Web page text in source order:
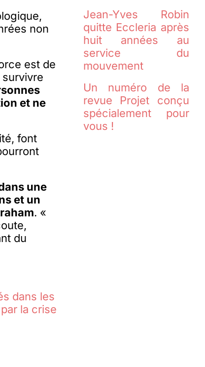
non
est de
survivre
et ne
font
une
et un
. «
du
dans les
la crise
Jean-Yves Robin
quitte Eccleria après
huit années au
service du
mouvement
Un numéro de la
revue Projet conçu
spécialement pour
vous !